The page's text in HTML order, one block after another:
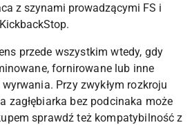
z szynami prowadzącymi FS i
przede wszystkim wtedy, gdy
fornirowane lub inne
Przy zwykłym rozkroju
zagłębiarka bez podcinaka może
sprawdź też kompatybilność z